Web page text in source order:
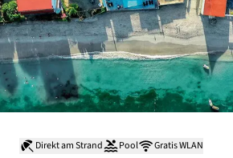
Direkt am Strand Pool Gratis WLAN